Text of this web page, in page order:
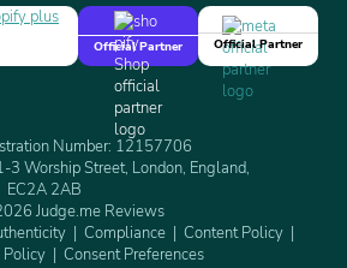
Official Partner
Official Partner
Number: 12157706
3 Worship Street, London, England,
EC2A 2AB
Judge.me Reviews
Compliance
Content Policy
Policy
Consent Preferences